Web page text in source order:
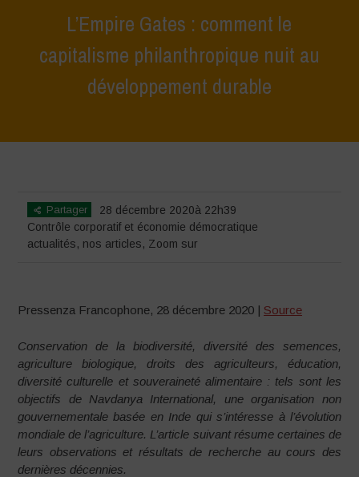
L’Empire Gates : comment le
capitalisme philanthropique nuit au
développement durable
Partager
28 décembre 2020à 22h39
Contrôle corporatif et économie démocratique
actualités, nos articles, Zoom sur
Pressenza Francophone, 28 décembre 2020 | Source
Conservation de la biodiversité, diversité des semences,
agriculture biologique, droits des agriculteurs, éducation,
diversité culturelle et souveraineté alimentaire : tels sont les
objectifs de Navdanya International, une organisation non
gouvernementale basée en Inde qui s’intéresse à l’évolution
mondiale de l’agriculture. L’article suivant résume certaines de
leurs observations et résultats de recherche au cours des
dernières décennies.